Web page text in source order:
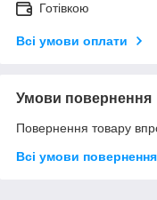
Готівкою
Всі умови оплати
Умови повернення
Повернення товару
Всі умови повернення